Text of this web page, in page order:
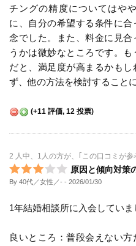
チングの精度についてはや
に、自分の希望する条件に
念でした。また、料金に見
うかは微妙なところです。
だと、満足度が高まるかも
ず、他の方法を検討すること
(+11 評価, 12 投票)
2 人中、1人の方が、｢この口コミが参
原因と傾向対策
By 40代／女性／- - 2026/01/30
1年結婚相談所に入会していま
良いところ：普段会えない方